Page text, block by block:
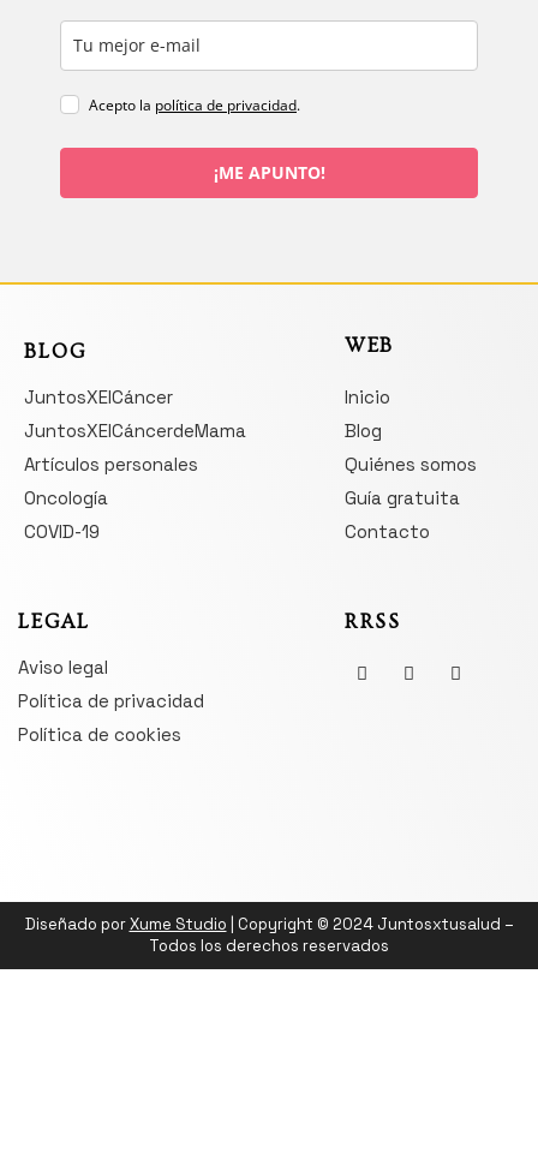
Acepto la política de privacidad.
¡ME APUNTO!
BLOG
JuntosXElCáncer
JuntosXElCáncerdeMama
Artículos personales
Oncología
COVID-19
WEB
Inicio
Blog
Quiénes somos
Guía gratuita
Contacto
LEGAL
Aviso legal
Política de privacidad
Política de cookies
RRSS
Diseñado porXume Studio | Copyright © 2024 Juntosxtusalud –
Todos los derechos reservados